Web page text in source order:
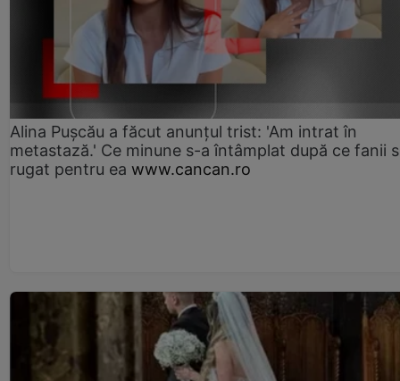
Alina Pușcău a făcut anunțul trist: 'Am intrat în
metastază.' Ce minune s-a întâmplat după ce fanii
rugat pentru ea www.cancan.ro